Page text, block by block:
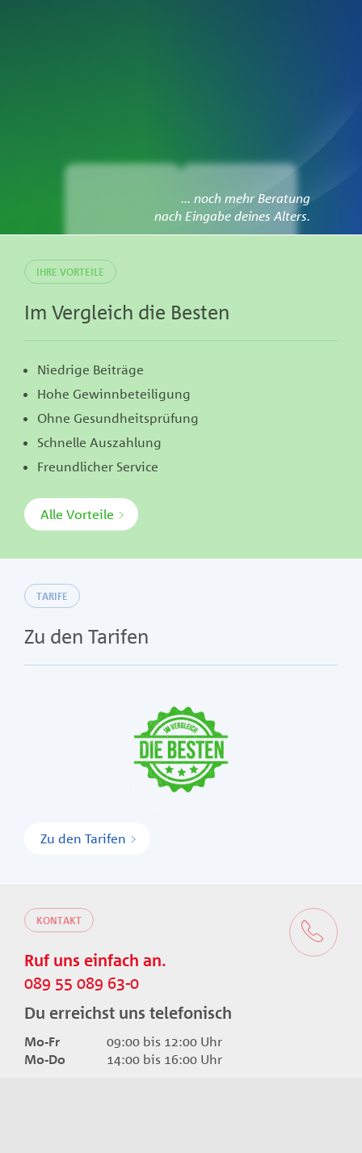
... noch mehr Beratung
nach Eingabe deines Alters.
Alle Tarife im
Vergleich
IHRE VORTEILE
Im Vergleich die Besten
Niedrige Beiträge
Hohe Gewinnbeteiligung
Ohne Gesundheitsprüfung
Schnelle Auszahlung
Freundlicher Service
Alle Vorteile
TARIFE
Zu den Tarifen
Zu den Tarifen
KONTAKT
Ruf uns einfach an.
089 55 089 63-0
Du erreichst uns telefonisch
Mo-Fr
09:00 bis 12:00 Uhr
Mo-Do
14:00 bis 16:00 Uhr